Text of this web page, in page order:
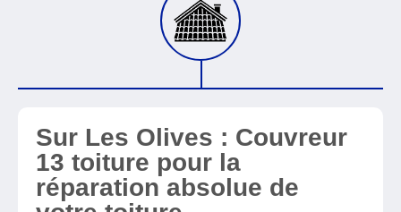
Sur Les Olives : Couvreur
13 toiture pour la
réparation absolue de